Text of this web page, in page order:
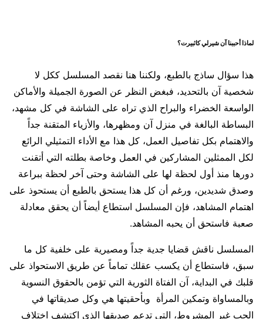
لماذا أحببنا آن شيرلي كاثبيرت؟
هذا سؤال ساذج بالطبع، ولكننا هنا نقصد المسلسل ككل لا
شخصية آن بالتحديد، فبغض النظر عن الصورة الجميلة والأماكن
الواسعة الخضراء والبراح الذي تراه على الشاشة في كل مشهد،
البساطة البالغة في منزل آن ومظهرها، والأزياء المتقنة جداً
والاهتمام بكل تفاصيل العمل، كل هذا مع الأداء التمثيلي الرائع
لكل الممثلين المشاركين في العمل وخاصة بطلته التي أتقنت
دورها منذ أول لحظة لها على الشاشة وحتى آخر لحظة ببراعة
وصدق شديدين، ورغم أن كل هذا يستحق بالطبع أن يستحوذ على
اهتمام المشاهد، فإن المسلسل استطاع أيضاً أن يحقق معادلة
صعبة فاستحق أن يحبه المشاهد.
المسلسل ناقش قضايا جدية جداً ومصيرية على خلفية كل ما
سبق، فاستطاع أن يكسب عقلك تماماً عن طريق الاستحواذ على
قلبك في البداية، آن الفتاة الثورية التي تؤمن بالحقوق النسوية
وبالمساواة وتمكين المرأة وبأحقيتها هي وكل صديقاتها في
الحب غير المشروط، التي تدعم صديقها الذي اكتشف اختلاف